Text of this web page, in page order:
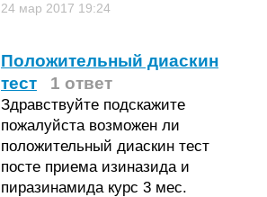
24 мар 2017 19:24
Положительный диаскин
тест
1 ответ
Здравствуйте подскажите
пожалуйста возможен ли
положительный диаскин тест
посте приема изиназида и
пиразинамида курс 3 мес.